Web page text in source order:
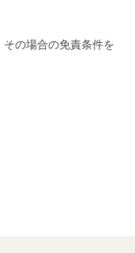
その場合の免責条件を